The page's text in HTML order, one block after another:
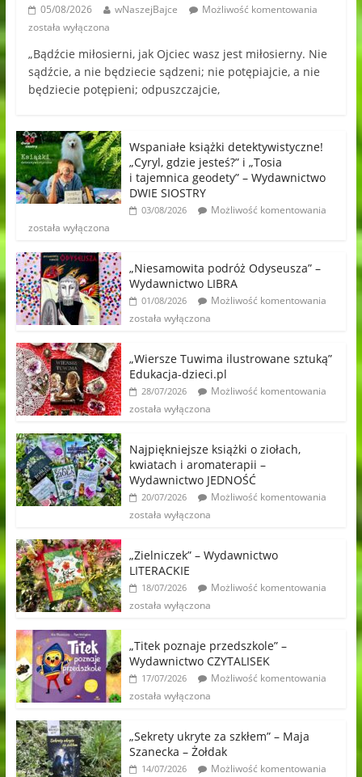
05/08/2026 wNaszejBajce
Możliwość komentowania
została wyłączona
„Bądźcie miłosierni, jak Ojciec wasz jest miłosierny. Nie
sądźcie, a nie będziecie sądzeni; nie potępiajcie, a nie
będziecie potępieni; odpuszczajcie,
Wspaniałe książki detektywistyczne!
„Cyryl, gdzie jesteś?” i „Tosia
i tajemnica geodety” – Wydawnictwo
DWIE SIOSTRY
03/08/2026
Możliwość komentowania
została wyłączona
„Niesamowita podróż Odyseusza” –
Wydawnictwo LIBRA
01/08/2026
Możliwość komentowania
została wyłączona
„Wiersze Tuwima ilustrowane sztuką”
Edukacja-dzieci.pl
28/07/2026
Możliwość komentowania
została wyłączona
Najpiękniejsze książki o ziołach,
kwiatach i aromaterapii –
Wydawnictwo JEDNOŚĆ
20/07/2026
Możliwość komentowania
została wyłączona
„Zielniczek” – Wydawnictwo
LITERACKIE
18/07/2026
Możliwość komentowania
została wyłączona
„Titek poznaje przedszkole” –
Wydawnictwo CZYTALISEK
17/07/2026
Możliwość komentowania
została wyłączona
„Sekrety ukryte za szkłem” – Maja
Szanecka – Żołdak
14/07/2026
Możliwość komentowania